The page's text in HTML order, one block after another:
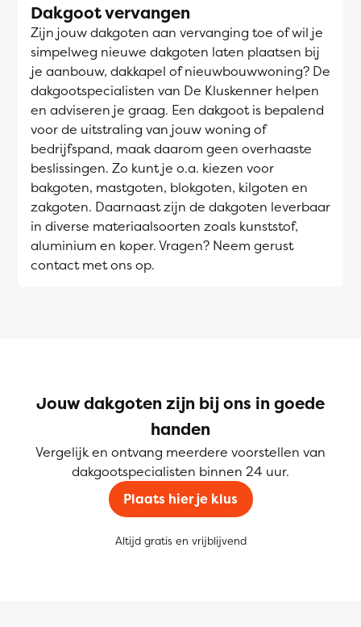
Dakgoot vervangen
Zijn jouw dakgoten aan vervanging toe of wil je
simpelweg nieuwe dakgoten laten plaatsen bij
je aanbouw, dakkapel of nieuwbouwwoning? De
dakgootspecialisten van De Kluskenner helpen
en adviseren je graag. Een dakgoot is bepalend
voor de uitstraling van jouw woning of
bedrijfspand, maak daarom geen overhaaste
beslissingen. Zo kunt je o.a. kiezen voor
bakgoten, mastgoten, blokgoten, kilgoten en
zakgoten. Daarnaast zijn de dakgoten leverbaar
in diverse materiaalsoorten zoals kunststof,
aluminium en koper. Vragen? Neem gerust
contact met ons op.
Jouw dakgoten zijn bij ons in goede
handen
Vergelijk en ontvang meerdere voorstellen van
dakgootspecialisten binnen 24 uur.
Plaats hier je klus
Altijd gratis en vrijblijvend